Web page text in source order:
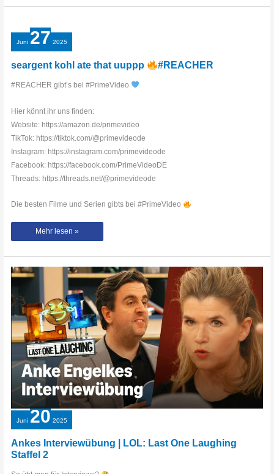
den
#CulpaNuestra
teaser
Juni 27 2025
seargent kohl ate that uuppp #REACHER
#REACHER gibt’s bei #PrimeVideo
Hier könnt ihr uns finden:
Website: https://amazon.de/primevideo
TikTok: https://tiktok.com/@primevideode
Instagram: https://instagram.com/primevideode
Facebook: https://facebook.com/PrimeVideoDE
Threads: https://threads.net/@primevideode
Die besten Filme und Serien gibts bei #PrimeVideo
seargent
uuppp
#REACHER
Mehr lesen »
Juni 20 2025
Ankes Interviewübung | LOL: Last One Laughing
Staffel 2